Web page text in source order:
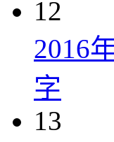
12
2016
字
13